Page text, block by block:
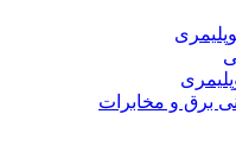
برق و مخابرات